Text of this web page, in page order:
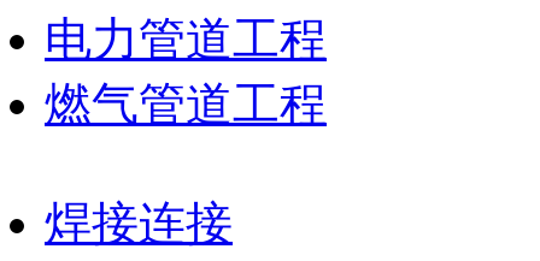
电力管道工程
燃气管道工程
焊接连接